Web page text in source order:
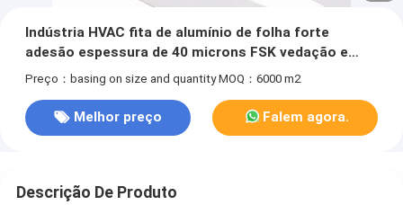
Indústria HVAC fita de alumínio de folha forte
adesão espessura de 40 microns FSK vedação e
junção
Preço：basing on size and quantity MOQ：6000 m2
Melhor preço Falem agora.
Descrição De Produto